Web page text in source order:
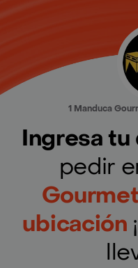
1 Manduca
Ingresa
pedir
ubicación